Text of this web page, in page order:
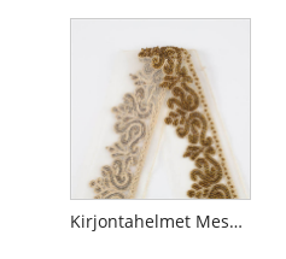
Kirjontahelmet Mesh-pitsikoristelu